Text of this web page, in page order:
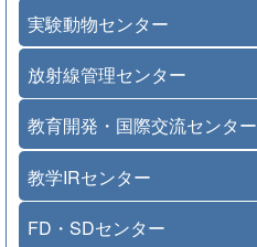
実験動物センター
放射線管理センター
教育開発・国際交流センター
教学IRセンター
FD・SDセンター